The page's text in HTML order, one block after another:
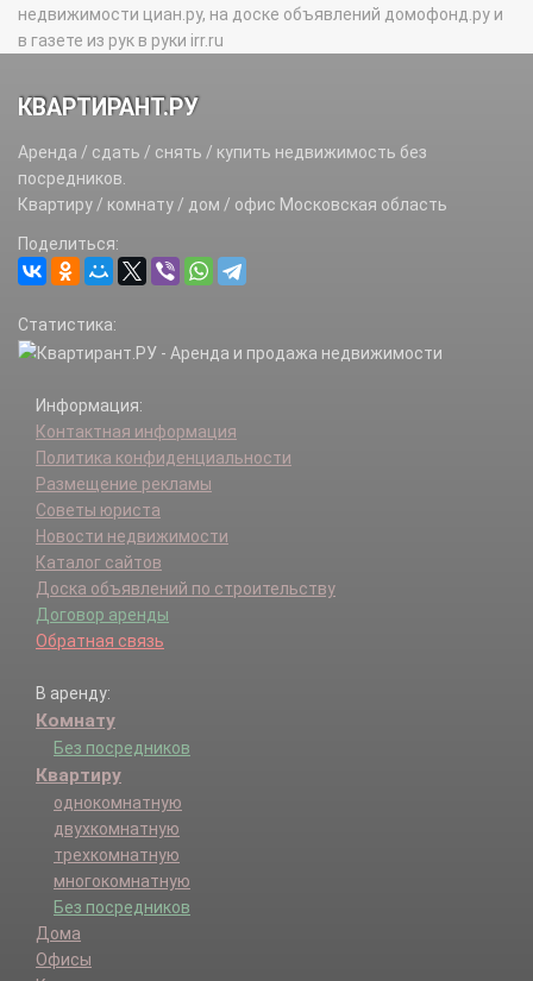
недвижимости циан.ру, на доске объявлений домофонд.ру и
в газете из рук в руки irr.ru
КВАРТИРАНТ.РУ
Аренда / сдать / снять / купить недвижимость без
посредников.
Квартиру / комнату / дом / офис Московская область
Поделиться:
Статистика:
Информация:
Контактная информация
Политика конфиденциальности
Размещение рекламы
Советы юриста
Новости недвижимости
Каталог сайтов
Доска объявлений по строительству
Договор аренды
Обратная связь
В аренду:
Комнату
Без посредников
Квартиру
однокомнатную
двухкомнатную
трехкомнатную
многокомнатную
Без посредников
Дома
Офисы